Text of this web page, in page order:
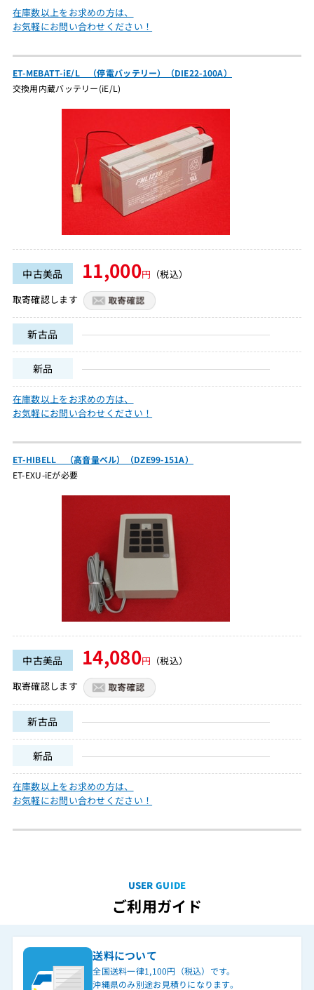
在庫数以上をお求めの方は、
お気軽にお問い合わせください！
ET-MEBATT-iE/L （停電バッテリー）（DIE22-100A）
交換用内蔵バッテリー(iE/L)
中古美品 11,000円 （税込）
取寄確認します
新古品
新品
在庫数以上をお求めの方は、
お気軽にお問い合わせください！
ET-HIBELL （高音量ベル）（DZE99-151A）
ET-EXU-iEが必要
中古美品 14,080円 （税込）
取寄確認します
新古品
新品
在庫数以上をお求めの方は、
お気軽にお問い合わせください！
USER GUIDE
ご利用ガイド
送料について
全国送料一律1,100円（税込）です。
沖縄県のみ別途お見積りになります。